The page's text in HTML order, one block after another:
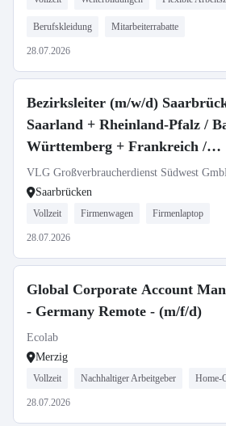
Berufskleidung Mitarbeiterrabatte
28.07.2026
Bezirksleiter (m/w/d)
Saarland + Rheinland-Pfalz /
Württemberg + Frankreich /
Luxemburg
VLG Großverbraucherdienst Südwest
Saarbrücken
Vollzeit Firmenwagen Firmenlaptop
28.07.2026
Global Corporate Account
- Germany Remote - (m/f/d)
Ecolab
Merzig
Vollzeit Nachhaltiger Arbeitgeber Home-
28.07.2026